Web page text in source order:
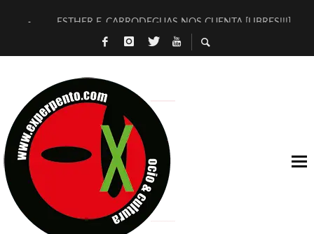
ESTHER F. CARRODEGUAS NOS CUENTA [LIBRES!!!]
[TERRA DE GUAPES] DE SANDRA MONFORT
TIMBRE 4, LA ESCUELA DEL DIRECTOR TEATRAL CLAUDIO
30 AÑOS (NO ES NADA) DE LA KATARSIS DEL TOMATAZO
MILITARES JUDÍAS EN #EXVITA
D’BALDOMEROS REINVENTAN [BITÁCORA 3.0] EN EXVITA
MARSHALL FLASH PRESENTA EN EXVITA [RELATIVA
JOFRE BARDAGÍ EN EXVITA INTERPRETANDO A SERRAT